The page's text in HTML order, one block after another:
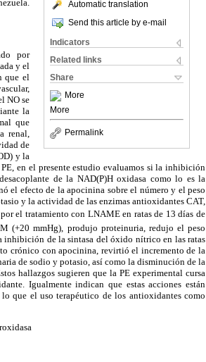
Automatic translation
Send this article by e-mail
Indicators
Related links
Share
More
More
Permalink
por
y el
que el
NO se
la
que
renal,
de
y la
en el presente estudio evaluamos si la inhibición
de la NAD(P)H oxidasa como lo es la
el efecto de la apocinina sobre el número y el peso
y la actividad de las enzimas antioxidantes CAT,
el tratamiento con LNAME en ratas de 13 días de
(+20 mmHg), produjo proteinuria, redujo el peso
inhibición de la sintasa del óxido nítrico en las ratas
crónico con apocinina, revirtió el incremento de la
de sodio y potasio, así como la disminución de la
hallazgos sugieren que la PE experimental cursa
Igualmente indican que estas acciones están
que el uso terapéutico de los antioxidantes como